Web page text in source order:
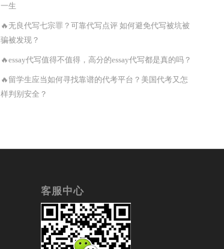
一生
🔥无良代写七宗罪？可靠代写点评 如何避免代写被坑被
骗被发现？
🔥essay代写值得不值得，高分的essay代写都是真的吗？
🔥留学生应当如何寻找靠谱的代考平台？美国代考又怎
样判别安全？
客服中心